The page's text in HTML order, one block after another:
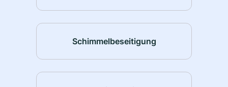
Schimmelbeseitigung